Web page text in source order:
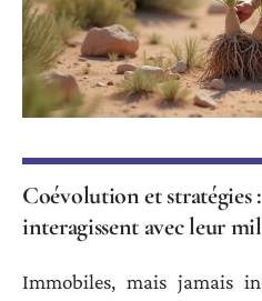
Coévolution et stratégies
interagissent avec leur
Immobiles, mais jamais